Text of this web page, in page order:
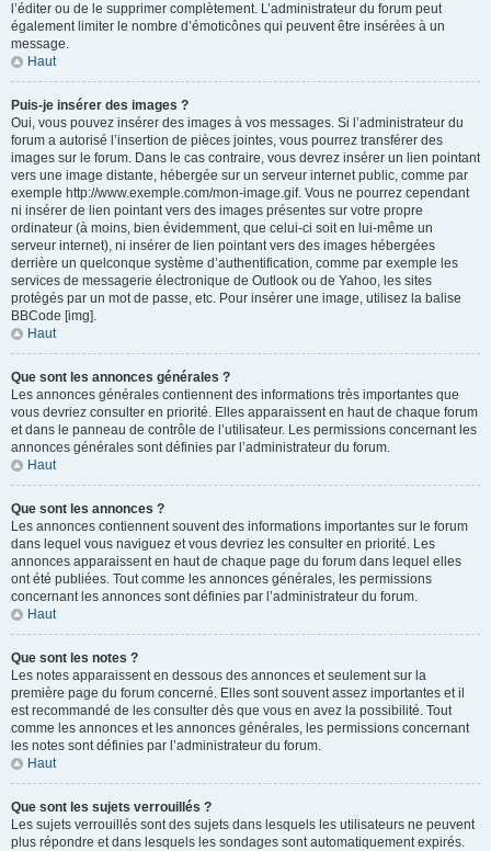
l’éditer ou de le supprimer complètement. L’administrateur du forum peut
également limiter le nombre d’émoticônes qui peuvent être insérées à un
message.
Haut
Puis-je insérer des images ?
Oui, vous pouvez insérer des images à vos messages. Si l’administrateur du
forum a autorisé l’insertion de pièces jointes, vous pourrez transférer des
images sur le forum. Dans le cas contraire, vous devrez insérer un lien pointant
vers une image distante, hébergée sur un serveur internet public, comme par
exemple http://www.exemple.com/mon-image.gif. Vous ne pourrez cependant
ni insérer de lien pointant vers des images présentes sur votre propre
ordinateur (à moins, bien évidemment, que celui-ci soit en lui-même un
serveur internet), ni insérer de lien pointant vers des images hébergées
derrière un quelconque système d’authentification, comme par exemple les
services de messagerie électronique de Outlook ou de Yahoo, les sites
protégés par un mot de passe, etc. Pour insérer une image, utilisez la balise
BBCode [img].
Haut
Que sont les annonces générales ?
Les annonces générales contiennent des informations très importantes que
vous devriez consulter en priorité. Elles apparaissent en haut de chaque forum
et dans le panneau de contrôle de l’utilisateur. Les permissions concernant les
annonces générales sont définies par l’administrateur du forum.
Haut
Que sont les annonces ?
Les annonces contiennent souvent des informations importantes sur le forum
dans lequel vous naviguez et vous devriez les consulter en priorité. Les
annonces apparaissent en haut de chaque page du forum dans lequel elles
ont été publiées. Tout comme les annonces générales, les permissions
concernant les annonces sont définies par l’administrateur du forum.
Haut
Que sont les notes ?
Les notes apparaissent en dessous des annonces et seulement sur la
première page du forum concerné. Elles sont souvent assez importantes et il
est recommandé de les consulter dès que vous en avez la possibilité. Tout
comme les annonces et les annonces générales, les permissions concernant
les notes sont définies par l’administrateur du forum.
Haut
Que sont les sujets verrouillés ?
Les sujets verrouillés sont des sujets dans lesquels les utilisateurs ne peuvent
plus répondre et dans lesquels les sondages sont automatiquement expirés.